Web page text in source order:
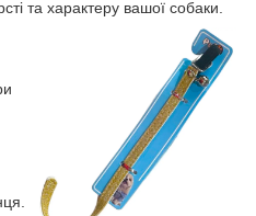
та характеру вашої собаки.